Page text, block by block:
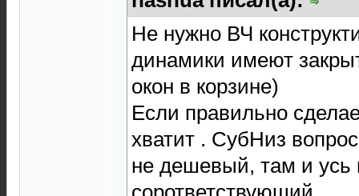
Не нужно ВЧ
динамики имеют
окон в корзине)
Если правильно
хватит . СубНиз
не дешевый, там и усь